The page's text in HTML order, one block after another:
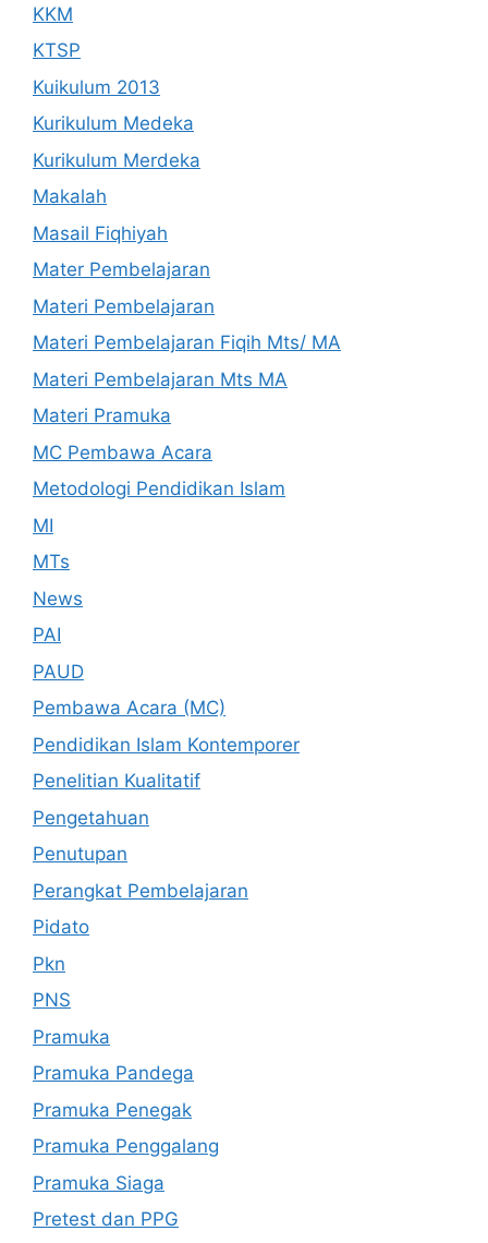
KKM
KTSP
Kuikulum 2013
Kurikulum Medeka
Kurikulum Merdeka
Makalah
Masail Fiqhiyah
Mater Pembelajaran
Materi Pembelajaran
Materi Pembelajaran Fiqih Mts/ MA
Materi Pembelajaran Mts MA
Materi Pramuka
MC Pembawa Acara
Metodologi Pendidikan Islam
MI
MTs
News
PAI
PAUD
Pembawa Acara (MC)
Pendidikan Islam Kontemporer
Penelitian Kualitatif
Pengetahuan
Penutupan
Perangkat Pembelajaran
Pidato
Pkn
PNS
Pramuka
Pramuka Pandega
Pramuka Penegak
Pramuka Penggalang
Pramuka Siaga
Pretest dan PPG